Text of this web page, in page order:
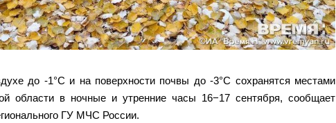
до -1°С и на поверхности почвы до -3°С сохранятся местами
области в ночные и утренние часы 16−17 сентября, сообщает
ГУ МЧС России.